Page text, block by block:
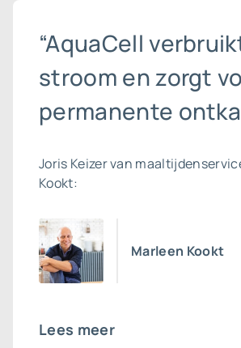
“AquaCell
stroom en zorgt
permanente
Joris Keizer van
Kookt:
Marleen Kookt
Lees meer